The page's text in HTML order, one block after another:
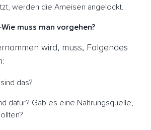
werden die Ameisen angelockt.
muss man vorgehen?
wird, muss, Folgendes
das?
dafür? Gab es eine Nahrungsquelle,